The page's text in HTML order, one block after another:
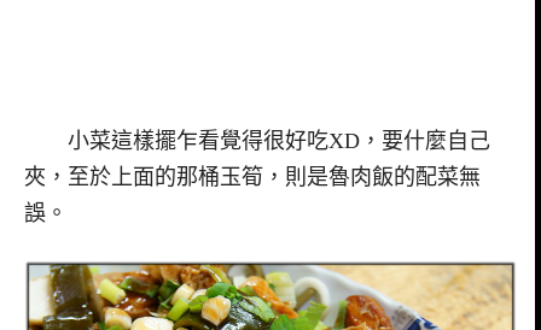
小菜這樣擺乍看覺得很好吃XD，要什麼自己
夾，至於上面的那桶玉筍，則是魯肉飯的配菜無
誤。